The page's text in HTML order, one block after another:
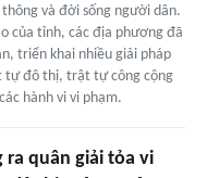
và đời sống người dân.
của tỉnh, các địa phương đã
triển khai nhiều giải pháp
tự đô thị, trật tự công cộng
hành vi vi phạm.
ra quân giải tỏa vi